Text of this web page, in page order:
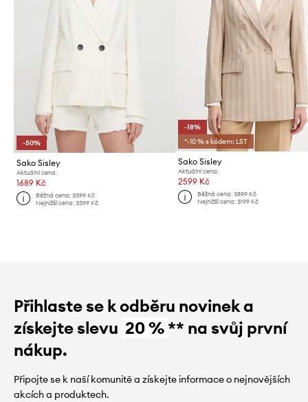
-50%
Sako Sisley
Aktuální cena:
1689 Kč
Běžná cena:3399 Kč
Nejnižší cena:3399 Kč
-18%
*-10 % s kódem: LST
Sako Sisley
Aktuální cena:
2599 Kč
Běžná cena: 3899 Kč
Nejnižší cena: 3199 Kč
Přihlaste se k odběru novinek a
získejte slevu 20 %** na svůj první
nákup.
Připojte se k naší komunitě a získejte informace o nejnovějších
akcích a produktech.